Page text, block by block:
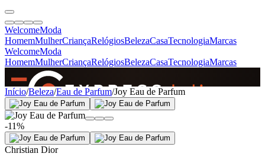
WelcomeModa
HomemMulherCriançaRelógiosBelezaCasaTecnologiaMarcas
WelcomeModa
HomemMulherCriançaRelógiosBelezaCasaTecnologiaMarcas
SINCE 2005
+de 36.000 reviews
Início/Beleza/Eau de Parfum/Joy Eau de Parfum
-11%
Christian Dior